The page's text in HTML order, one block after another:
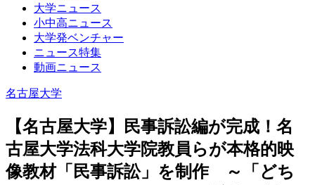
大学ニュース
小中高ニュース
大学発ベンチャー
ニュース特集
動画ニュース
名古屋大学
【名古屋大学】民事訴訟編が完成！名
古屋大学法科大学院教員らが本格的映
像教材「民事訴訟」を制作 ～「どち